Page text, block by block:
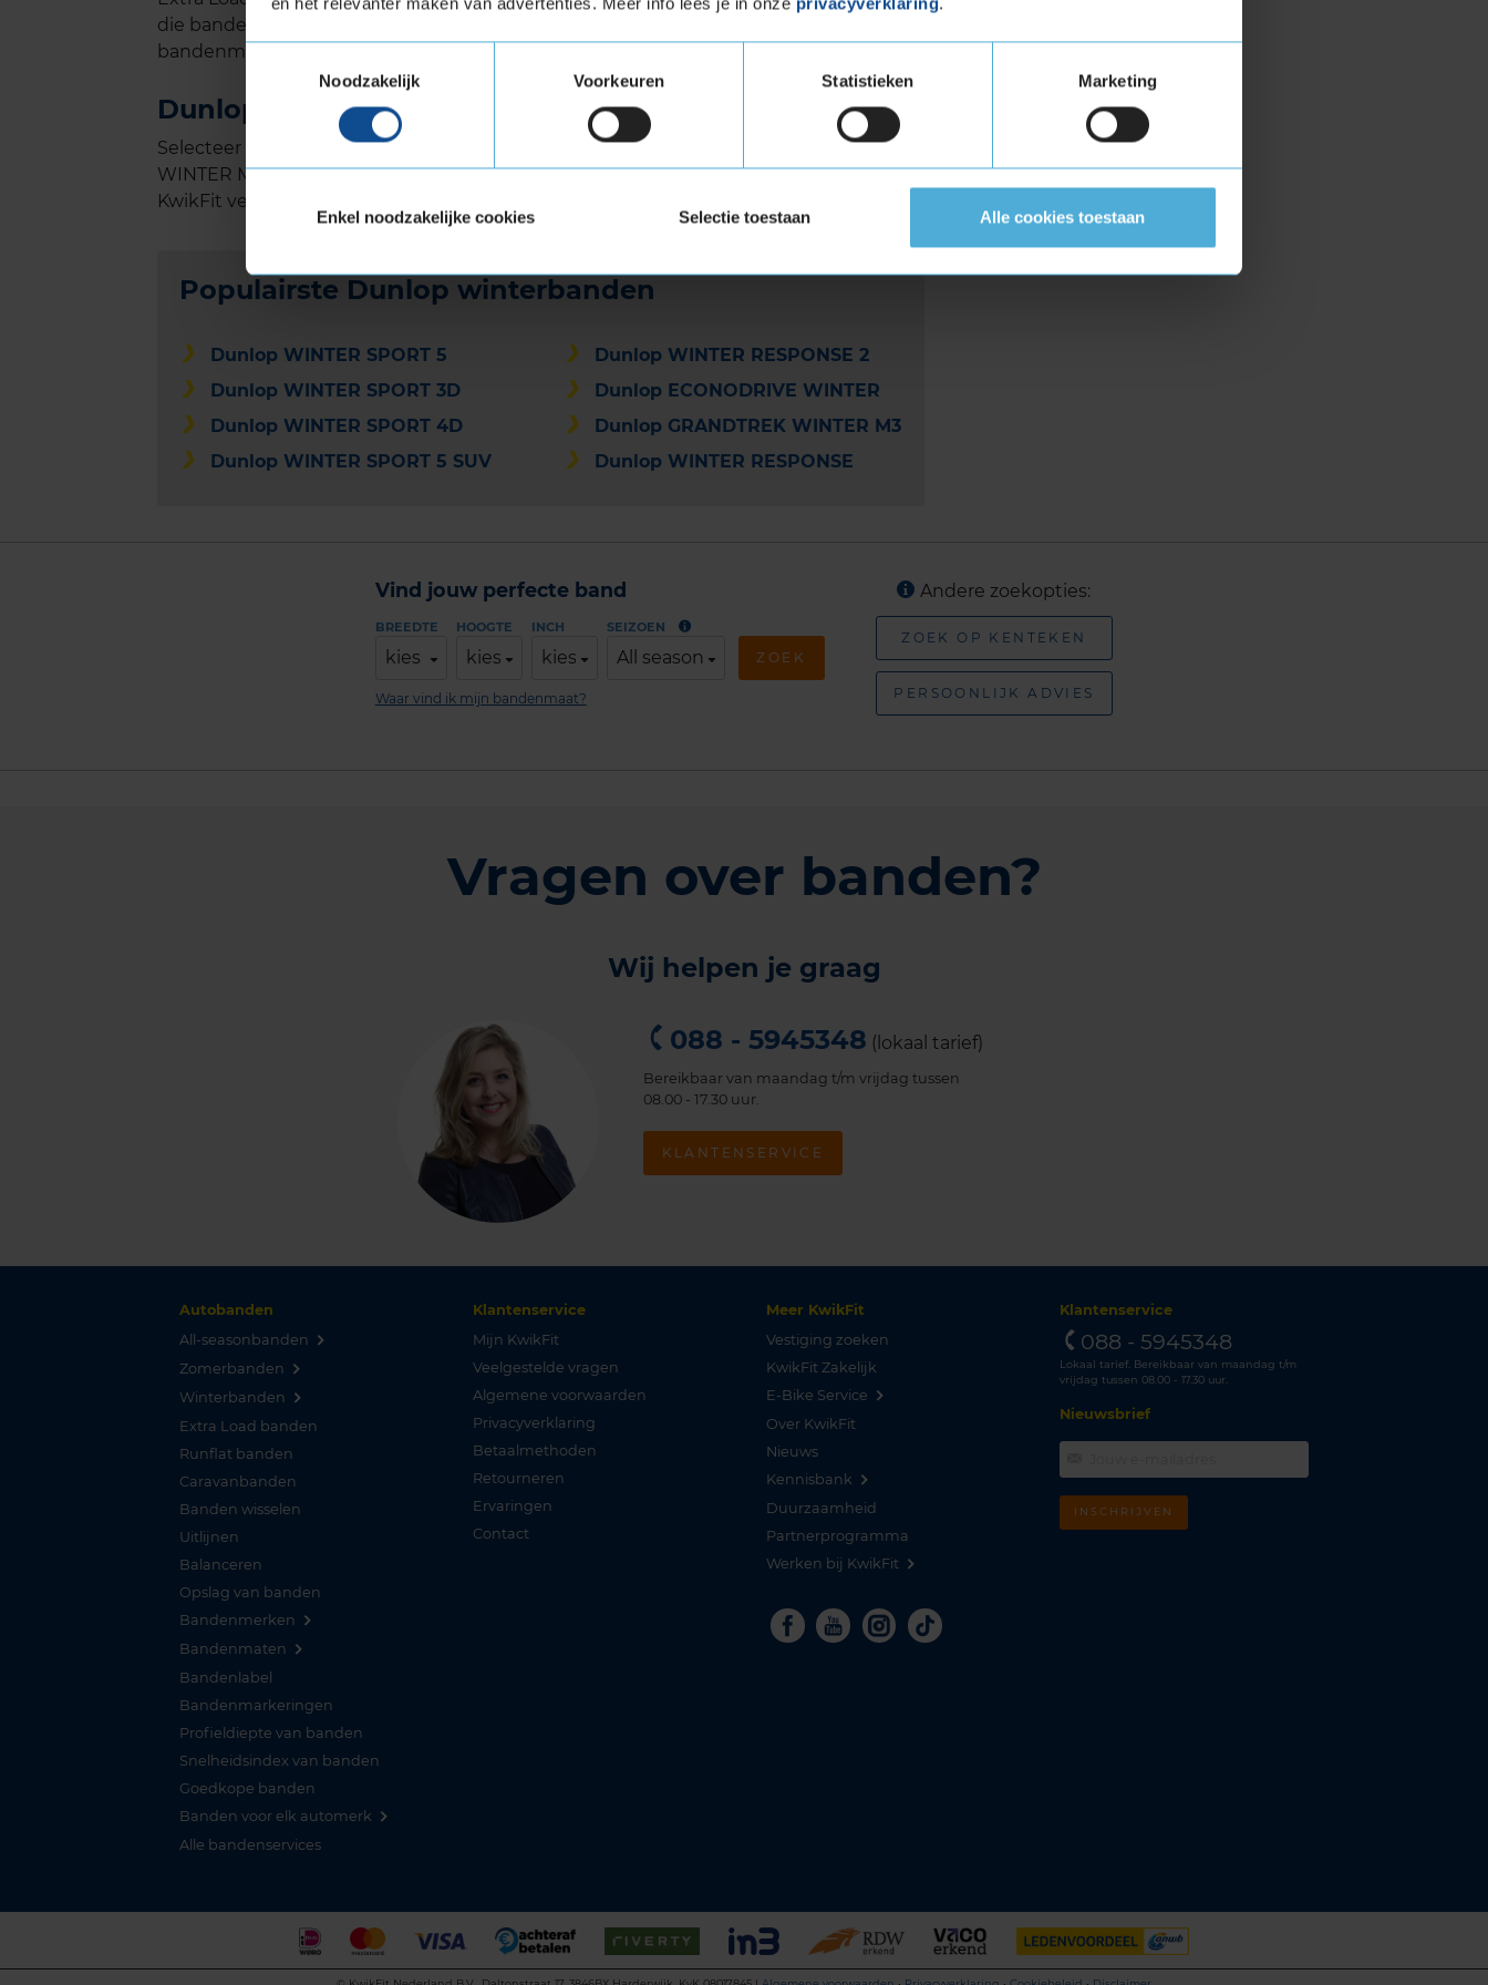
Noodzakelijk
Voorkeuren Statistieken Marketing
Enkel noodzakelijke cookies Selectie toestaan Alle cookies toestaan
die banden met een hoger draagvermogen nodig hebben. In de lijst "Beschikbare
bandenmaten" hiernaast zie je welke maten als Extra Load uitvoering beschikbaar zijn.
Dunlop GRANDTREK WINTER M3 kopen bij KwikFit
Selecteer in de bandenmatenlijst jouw bandenmaat, koop de Dunlop GRANDTREK
WINTER M3 eenvoudig online en plan ook gelijk online je montageafspraak in bij jouw
KwikFit vestiging.
Populairste Dunlop winterbanden
Dunlop WINTER SPORT 5
Dunlop WINTER SPORT 3D
Dunlop WINTER SPORT 4D
Dunlop WINTER SPORT 5 SUV
Dunlop WINTER RESPONSE 2
Dunlop ECONODRIVE WINTER
Dunlop GRANDTREK WINTER M3
Dunlop WINTER RESPONSE
Vind jouw perfecte band
BREEDTE
kies
HOOGTE
kies
INCH
kies
SEIZOEN
All season ZOEK
Waar vind ik mijn bandenmaat?
Andere zoekopties:
ZOEK OP KENTEKEN
PERSOONLIJK ADVIES
Vragen over banden?
Wij helpen je graag
088 - 5945348 (lokaal tarief)
Bereikbaar van maandag t/m vrijdag tussen
08.00 - 17.30 uur.
KLANTENSERVICE
Autobanden
All-seasonbanden
Zomerbanden
Winterbanden
Extra Load banden
Runflat banden
Caravanbanden
Banden wisselen
Uitlijnen
Balanceren
Opslag van banden
Bandenmerken
Bandenmaten
Bandenlabel
Bandenmarkeringen
Profieldiepte van banden
Snelheidsindex van banden
Goedkope banden
Banden voor elk automerk
Alle bandenservices
Klantenservice
Mijn KwikFit
Veelgestelde vragen
Algemene voorwaarden
Privacyverklaring
Betaalmethoden
Retourneren
Ervaringen
Contact
Meer KwikFit
Vestiging zoeken
KwikFit Zakelijk
E-Bike Service
Over KwikFit
Nieuws
Kennisbank
Duurzaamheid
Partnerprogramma
Werken bij KwikFit
Facebook
YoutubeInstagram
Tiktok
Klantenservice
088 - 5945348
Lokaal tarief. Bereikbaar van maandag t/m
vrijdag tussen 08.00 - 17.30 uur.
Nieuwsbrief
INSCHRIJVEN